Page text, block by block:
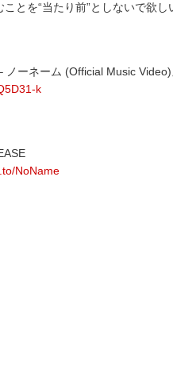
とを“当たり前”としないで欲
ーネーム (Official Music Video)
k
NoName